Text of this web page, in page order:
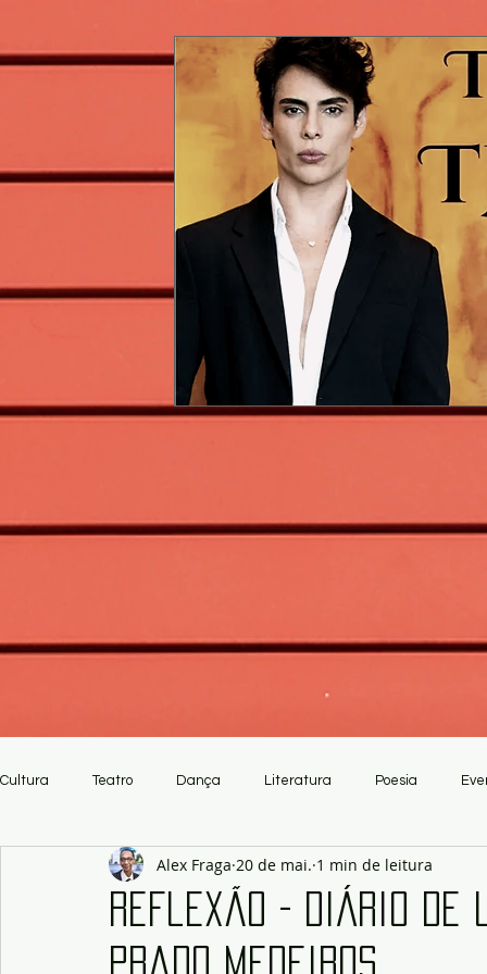
Cultura Teatro Dança Literatura Poesia
Artesanato
Reflexão - Diário de
Prado Medeiros
Alex Fraga 20 de mai. 1 min de leitura